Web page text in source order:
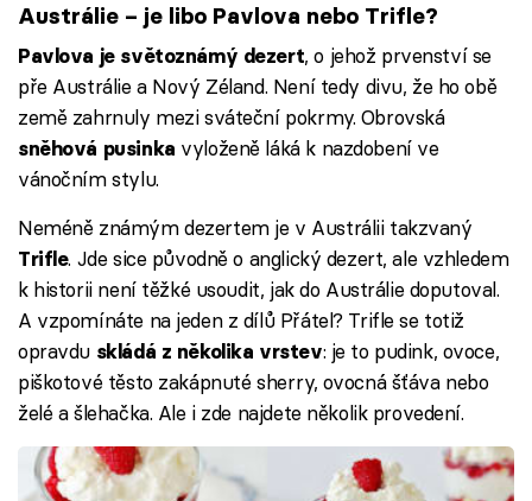
Austrálie – je libo Pavlova nebo Trifle?
Pavlova je světoznámý dezert, o jehož prvenství se
pře Austrálie a Nový Zéland. Není tedy divu, že ho obě
země zahrnuly mezi sváteční pokrmy. Obrovská
sněhová pusinka vyloženě láká k nazdobení ve
vánočním stylu.
Neméně známým dezertem je v Austrálii takzvaný
Trifle. Jde sice původně o anglický dezert, ale vzhledem
k historii není těžké usoudit, jak do Austrálie doputoval.
A vzpomínáte na jeden z dílů Přátel? Trifle se totiž
opravdu skládá z několika vrstev: je to pudink, ovoce,
piškotové těsto zakápnuté sherry, ovocná šťáva nebo
želé a šlehačka. Ale i zde najdete několik provedení.